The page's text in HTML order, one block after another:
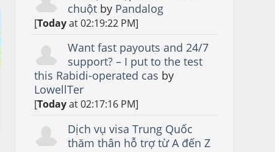
chuộtby Pandalog
[Todayat 02:19:22 PM]
Want fast payouts and 24/7
support? – I put to the test
this Rabidi-operated cas by
LowellTer
[Todayat 02:17:16 PM]
Dịch vụ visa Trung Quốc
thăm thân hỗ trợ từ A đến Z